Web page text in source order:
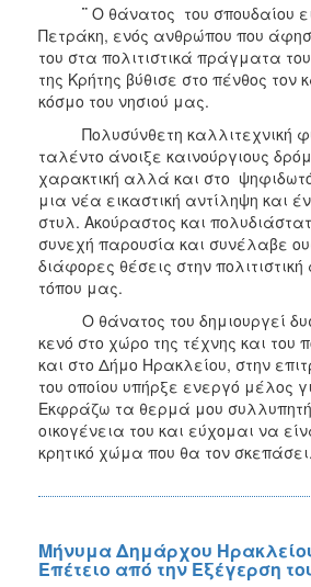
¨ Ο θάνατος του σπουδαίου
Πετράκη, ενός ανθρώπου που
του στα πολιτιστικά πράγματα
της Κρήτης βύθισε στο πένθος τον
κόσμο του νησιού μας.
Πολυσύνθετη καλλιτεχνική
ταλέντο άνοιξε καινούργιους
χαρακτική αλλά και στο
μια νέα εικαστική αντίληψη και
στυλ. Ακούραστος και
συνεχή παρουσία και συνέλαβε
διάφορες θέσεις στην
τόπου μας.
Ο θάνατος του δημιουργεί
κενό στο χώρο της τέχνης και του
και στο Δήμο Ηρακλείου, στην
του οποίου υπήρξε ενεργό μέλος
Εκφράζω τα θερμά μου
οικογένεια του και εύχομαι να
κρητικό χώμα που θα τον
Μήνυμα Δημάρχου
Επέτειο από την Εξέγερση